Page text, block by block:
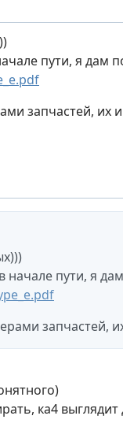
пути, я дам
запчастей, их
начале пути, я
запчастей,
ка4 выглядит